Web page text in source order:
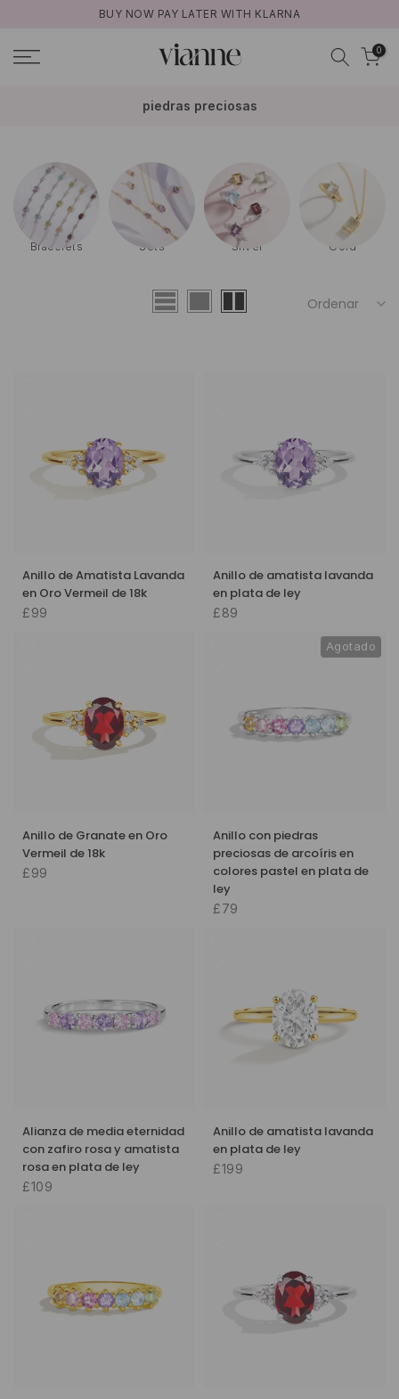
contenido
BUY NOW PAY LATER WITH KLARNA
0
piedras preciosas
Bracelets Sets Silver Gold
Ordenar
Anillo de Amatista Lavanda
en Oro Vermeil de 18k
£99
Anillo de amatista lavanda
en plata de ley
£89
Anillo de Granate en Oro
Vermeil de 18k
£99
Agotado
Anillo con piedras
preciosas de arcoíris en
colores pastel en plata de
ley
£79
Alianza de media eternidad
con zafiro rosa y amatista
rosa en plata de ley
£109
Anillo de amatista lavanda
en plata de ley
£199